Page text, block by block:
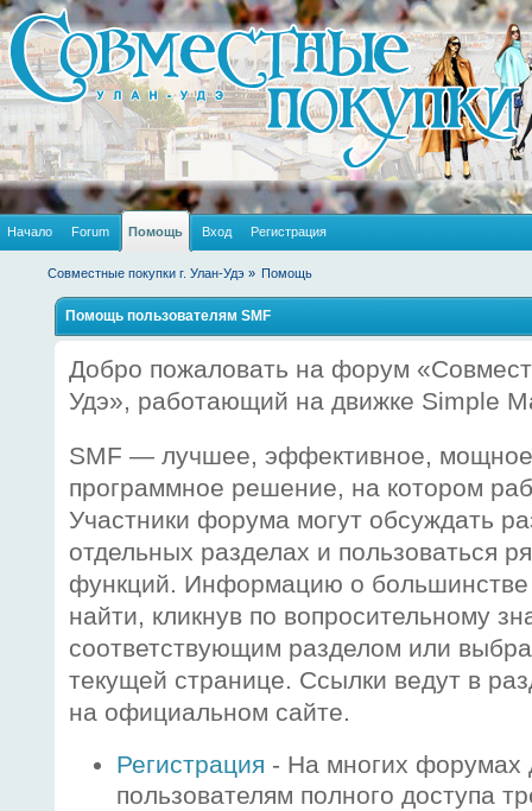
Начало Forum Помощь Вход Регистрация
Совместные покупки г. Улан-Удэ » Помощь
Помощь пользователям SMF
Добро пожаловать на форум
Удэ», работающий на движке Simple
SMF — лучшее, эффективное,
программное решение, на котором
Участники форума могут обсуждать
отдельных разделах и пользоваться
функций. Информацию о
найти, кликнув по вопросительному
соответствующим разделом или
текущей странице. Ссылки ведут в
на официальном сайте.
Регистрация - На многих форумах
пользователям полного доступа